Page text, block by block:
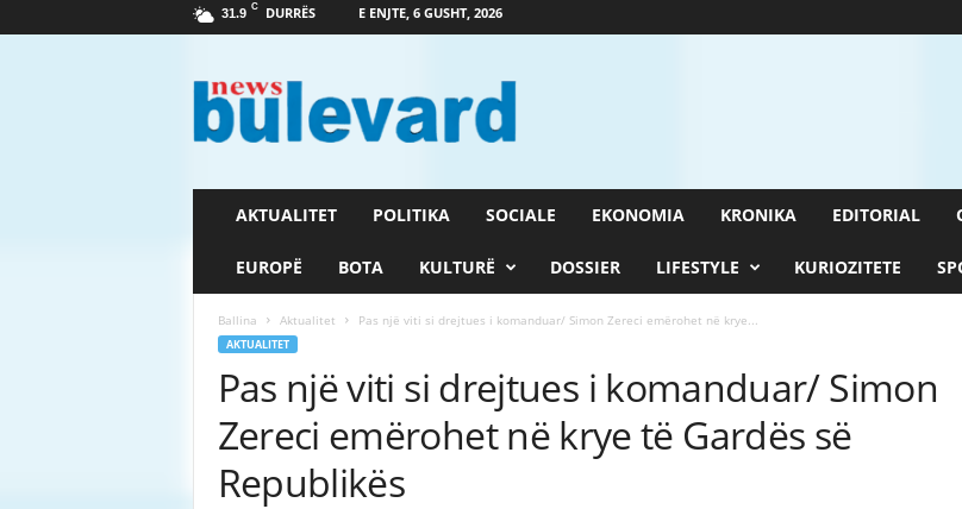
31.9 C DURRËS E ENJTE, 6 GUSHT, 2026
a
AKTUALITET POLITIKA SOCIALE EKONOMIA KRONIKA EDITORIAL
EUROPË BOTA KULTURË DOSSIER LIFESTYLE KURIOZITETE
Ballina Aktualitet Pas një viti si drejtues i komanduar/ Simon Zereci emërohet në krye...
AKTUALITET
Pas një viti si drejtues i komanduar/ Simon
Zereci emërohet në krye të Gardës së
Republikës